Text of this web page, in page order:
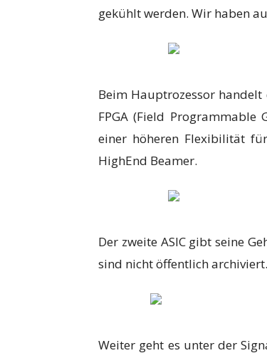
gekühlt werden. Wir haben
Beim Hauptrozessor
FPGA (Field Programmable
einer höheren Flexibilität
HighEnd Beamer.
Der zweite ASIC gibt seine
sind nicht öffentlich archiviert.
Weiter geht es unter der